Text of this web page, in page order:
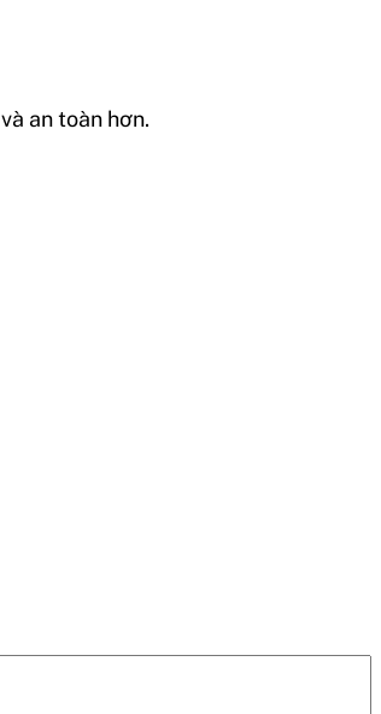
an toàn hơn.